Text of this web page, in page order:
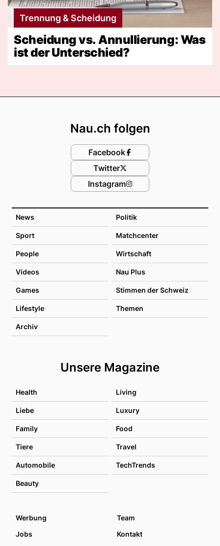
Trennung & Scheidung
Scheidung vs. Annullierung: Was
ist der Unterschied?
News Politik
Sport Matchcenter
People Wirtschaft
Videos Nau Plus
Games Stimmen der Schweiz
Lifestyle Themen
Archiv
Unsere Magazine
Health Living
Liebe Luxury
Family Food
Tiere Travel
Automobile TechTrends
Beauty
Nau.ch folgen
Facebook
Twitter
Instagram
Werbung
Team
Jobs
Kontakt